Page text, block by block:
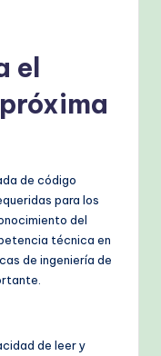
el
de código
para los
del
técnica en
de ingeniería de
de leer y